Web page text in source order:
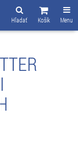
Menu
Košík
Hľadať